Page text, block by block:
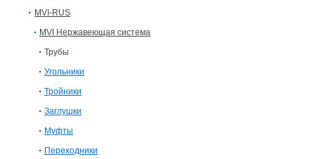
MVI-RUS
MVI Нержавеющая система
Трубы
Угольники
Тройники
Заглушки
Муфты
Переходники